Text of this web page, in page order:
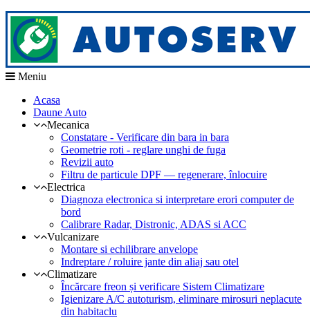
Meniu
Acasa
Daune Auto
Mecanica
Constatare - Verificare din bara in bara
Geometrie roti - reglare unghi de fuga
Revizii auto
Filtru de particule DPF — regenerare, înlocuire
Electrica
Diagnoza electronica si interpretare erori computer de
bord
Calibrare Radar, Distronic, ADAS si ACC
Vulcanizare
Montare si echilibrare anvelope
Indreptare / roluire jante din aliaj sau otel
Climatizare
Încărcare freon și verificare Sistem Climatizare
Igienizare A/C autoturism, eliminare mirosuri neplacute
din habitaclu